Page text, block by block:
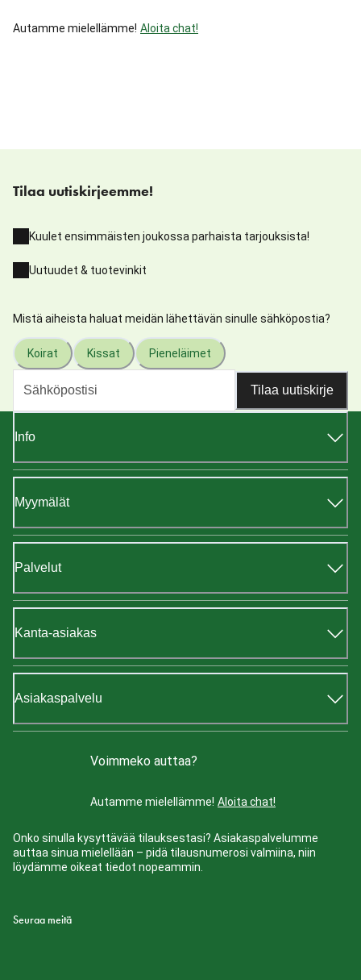
Autamme mielellämme! Aloita chat!
Tilaa uutiskirjeemme!
Kuulet ensimmäisten joukossa parhaista tarjouksista!
Uutuudet & tuotevinkit
Mistä aiheista haluat meidän lähettävän sinulle sähköpostia?
Koirat Kissat Pieneläimet
Tilaa uutiskirje
Info
Myymälät
Palvelut
Kanta-asiakas
Asiakaspalvelu
Voimmeko auttaa?
Autamme mielellämme! Aloita chat!
Onko sinulla kysyttävää tilauksestasi? Asiakaspalvelumme
auttaa sinua mielellään – pidä tilausnumerosi valmiina, niin
löydämme oikeat tiedot nopeammin.
Seuraa meitä